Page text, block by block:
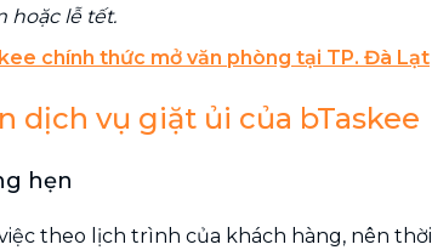
hoặc lễ tết.
chính thức mở văn phòng tại TP. Đà Lạt
dịch vụ giặt ủi của bTaskee
hẹn
theo lịch trình của khách hàng, nên thời